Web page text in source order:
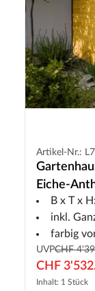
Artikel-Nr.:
Eiche-
B x T x
inkl.
farbig
UVPCHF
CHF
Inhalt: 1 Stück